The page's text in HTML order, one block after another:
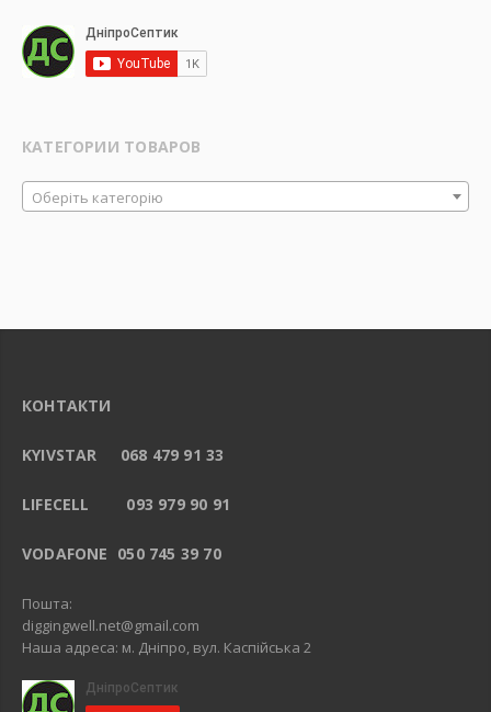
КАТЕГОРИИ ТОВАРОВ
Оберіть категорію
КОНТАКТИ
KYIVSTAR 068 479 91 33
LIFECELL 093 979 90 91
VODAFONE 050 745 39 70
Пошта:
diggingwell.net@gmail.com
Наша адреса: м. Дніпро, вул. Каспійська 2